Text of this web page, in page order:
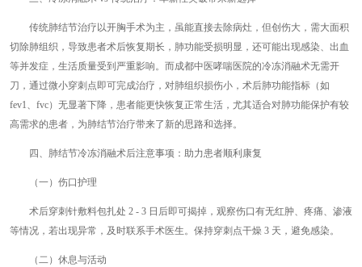
传统肺结节治疗以开胸手术为主，虽能直接去除病灶，但创伤大，需大面积
切除肺组织，导致患者术后恢复期长，肺功能受损明显，还可能出现感染、出血
等并发症，生活质量受到严重影响。而成都中医哮喘医院的冷冻消融术无需开
刀，通过微小穿刺点即可完成治疗，对肺组织损伤小，术后肺功能指标（如
fev1、fvc）无显著下降，患者能更快恢复正常生活，尤其适合对肺功能保护有较
高需求的患者，为肺结节治疗带来了新的思路和选择。
四、肺结节冷冻消融术后注意事项：助力患者顺利康复
（一）伤口护理
术后穿刺针敷料包扎处 2 - 3 日后即可揭掉，观察伤口有无红肿、疼痛、渗液
等情况，若出现异常，及时联系手术医生。保持穿刺点干燥 3 天，避免感染。
（二）休息与活动